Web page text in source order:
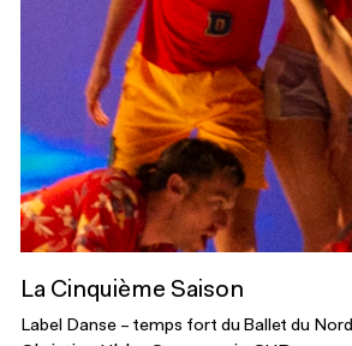
La Cinquième Saison
Label Danse – temps fort du Ballet du Nord